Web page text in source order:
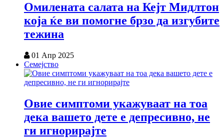
Омилената салата на Кејт Мидлтон
која ќе ви помогне брзо да изгубите
тежина
01 Апр 2025
Семејство
Овие симптоми укажуваат на тоа
дека вашето дете е депресивно, не
ги игнорирајте